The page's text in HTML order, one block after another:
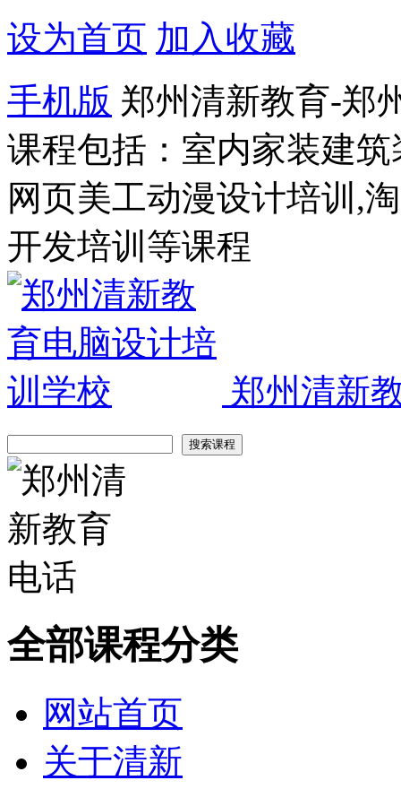
设为首页 加入收藏
手机版 郑州清新教育-郑
课程包括：室内家装建
网页美工动漫设计培训,
开发培训等课程
郑州清新
全部课程分类
网站首页
关于清新